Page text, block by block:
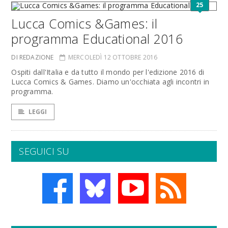
25
Lucca Comics &Games: il
programma Educational 2016
DI REDAZIONE MERCOLEDÌ 12 OTTOBRE 2016
Ospiti dall'Italia e da tutto il mondo per l'edizione 2016 di
Lucca Comics & Games. Diamo un'occhiata agli incontri in
programma.
LEGGI
SEGUICI SU